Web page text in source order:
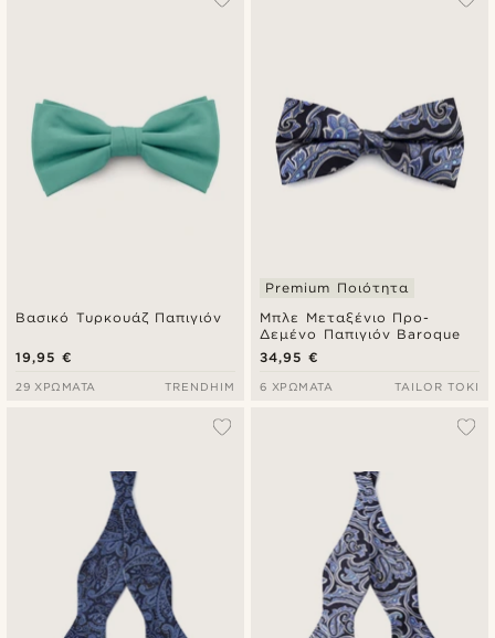
Βασικό Τυρκουάζ Παπιγιόν
19,95 €
29 ΧΡΏΜΑΤΑ TRENDHIM
Μπλε Μεταξένιο Προ-
Δεμένο Παπιγιόν Baroque
Premium Ποιότητα
34,95 €
6 ΧΡΏΜΑΤΑ TAILOR TOKI